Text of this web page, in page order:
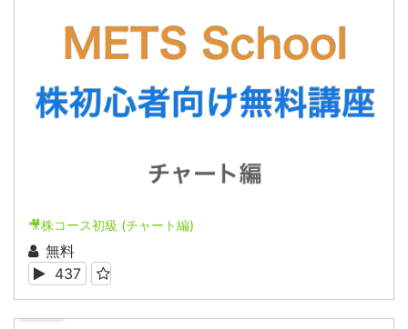
🎥株コース初級 (チャート編)
無料
437